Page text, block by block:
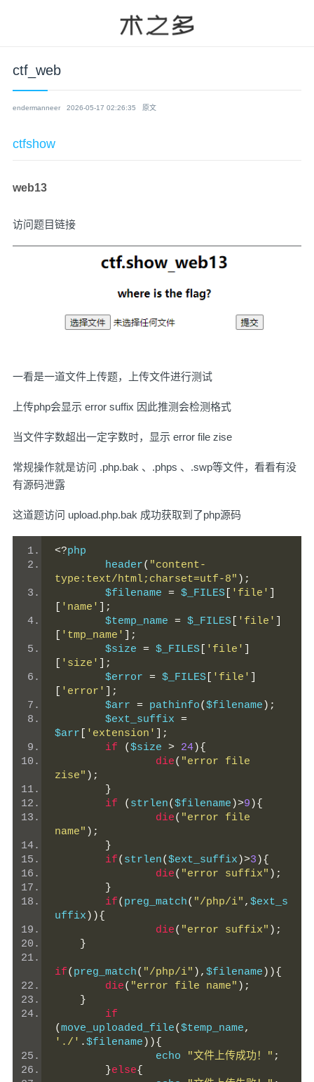
ctf_web
endermanneer 2026-05-17 02:26:35 原文
ctfshow
web13
访问题目链接
一看是一道文件上传题，上传文件进行测试
上传php会显示 error suffix 因此推测会检测格式
当文件字数超出一定字数时，显示 error file zise
常规操作就是访问 .php.bak 、.phps 、.swp等文件，看看有没
有源码泄露
这道题访问 upload.php.bak 成功获取到了php源码
<?php
	header
( "content-
type:text/html;charset=utf-8" );
	$filename
= $_FILES 'file'
'name'
];
	$temp_name
= $_FILES 'file'
'tmp_name'
];
	$size
= $_FILES 'file'
'size'
];
	$error
= $_FILES 'file'
'error'
];
	$arr
= pathinfo($filename );
	$ext_suffix
=
$arr
'extension'
];
if
($size > 24){
die( "error file
zise" );
}
if
( strlen($filename )>9 ){
die( "error file
name" );
}
if( strlen($ext_suffix )>3 ){
die( "error suffix" );
}
if( preg_match( "/php/i" , $ext_s
uffix )){
die( "error suffix" );
}
if( preg_match( "/php/i" ), $filename )){
die( "error file name" );
}
if
(move_uploaded_file($temp_name,
'./' .$filename )){
		echo
"文件上传成功！" ;
}else{